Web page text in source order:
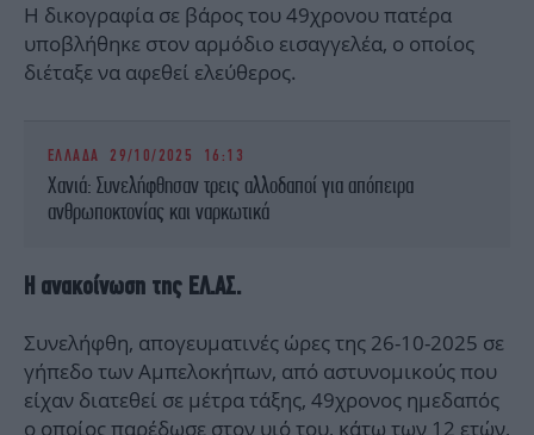
Η δικογραφία σε βάρος του 49χρονου πατέρα
υποβλήθηκε στον αρμόδιο εισαγγελέα, ο οποίος
διέταξε να αφεθεί ελεύθερος.
ΕΛΛΑΔΑ 29/10/2025 16:13
Χανιά: Συνελήφθησαν τρεις αλλοδαποί για απόπειρα
ανθρωποκτονίας και ναρκωτικά
Η ανακοίνωση της ΕΛ.ΑΣ.
Συνελήφθη, απογευματινές ώρες της 26-10-2025 σε
γήπεδο των Αμπελοκήπων, από αστυνομικούς που
είχαν διατεθεί σε μέτρα τάξης, 49χρονος ημεδαπός
ο οποίος παρέδωσε στον υιό του, κάτω των 12 ετών,